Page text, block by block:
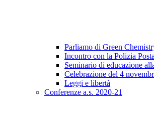
Parliamo di Green
Incontro con la Polizia
Seminario di educazione
Celebrazione del 4
Leggi e libertà
Conferenze a.s. 2020-21